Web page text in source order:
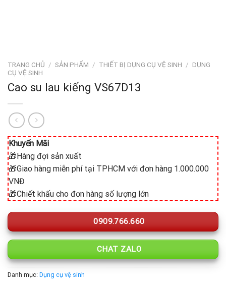
TRANG CHỦ / SẢN PHẨM / THIẾT BỊ DỤNG CỤ VỆ SINH / DỤNG
CỤ VỆ SINH
Cao su lau kiếng VS67D13
Khuyến Mãi
🎁Hàng đợi sản xuất
🎁Giao hàng miễn phí tại TPHCM với đơn hàng 1.000.000
VNĐ
🎁Chiết khấu cho đơn hàng số lượng lớn
0909.766.660
CHAT ZALO
Danh mục: Dụng cụ vệ sinh